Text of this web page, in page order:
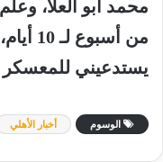
محمد أبو العلا، وعلم
من أسبوع لـ10 أيام،
يستدعيني للمعسكر
الوسوم أخبار الأهلي